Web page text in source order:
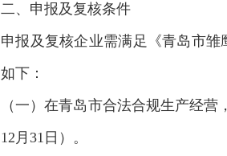
二、申报及复核条件
申报及复核企业需满足《青岛市
如下：
（一）在青岛市合法合规生产经
12月31日）。